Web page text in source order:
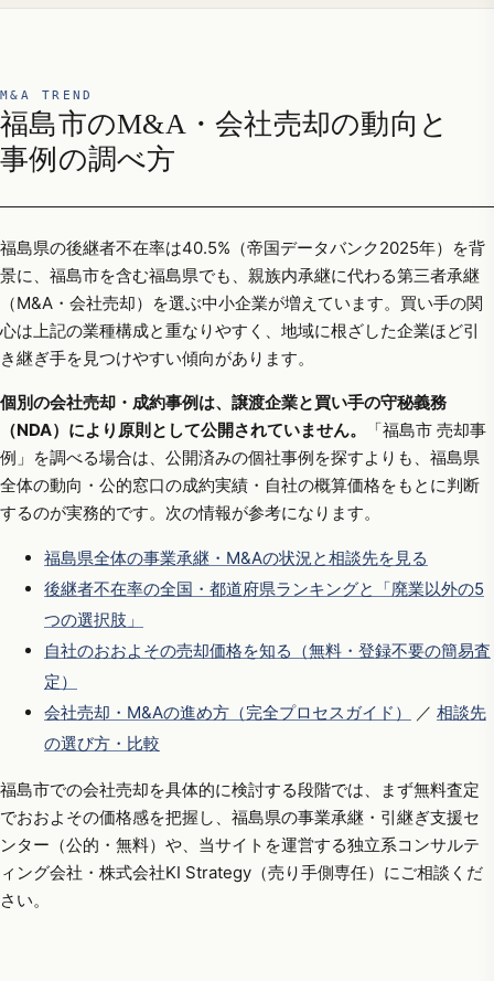
M&A TREND
福島市のM&A・会社売却の動向と
事例の調べ方
福島県の後継者不在率は40.5%（帝国データバンク2025年）を背
景に、福島市を含む福島県でも、親族内承継に代わる第三者承継
（M&A・会社売却）を選ぶ中小企業が増えています。買い手の関
心は上記の業種構成と重なりやすく、地域に根ざした企業ほど引
き継ぎ手を見つけやすい傾向があります。
個別の会社売却・成約事例は、譲渡企業と買い手の守秘義務
（NDA）により原則として公開されていません。
「福島市 売却事
例」を調べる場合は、公開済みの個社事例を探すよりも、福島県
全体の動向・公的窓口の成約実績・自社の概算価格をもとに判断
するのが実務的です。次の情報が参考になります。
福島県全体の事業承継・M&Aの状況と相談先を見る
後継者不在率の全国・都道府県ランキングと「廃業以外の5
つの選択肢」
自社のおおよその売却価格を知る（無料・登録不要の簡易査
定）
会社売却・M&Aの進め方（完全プロセスガイド）
／ 相談先
の選び方・比較
福島市での会社売却を具体的に検討する段階では、まず無料査定
でおおよその価格感を把握し、福島県の事業承継・引継ぎ支援セ
ンター（公的・無料）や、当サイトを運営する独立系コンサルテ
ィング会社・株式会社KI Strategy（売り手側専任）にご相談くだ
さい。